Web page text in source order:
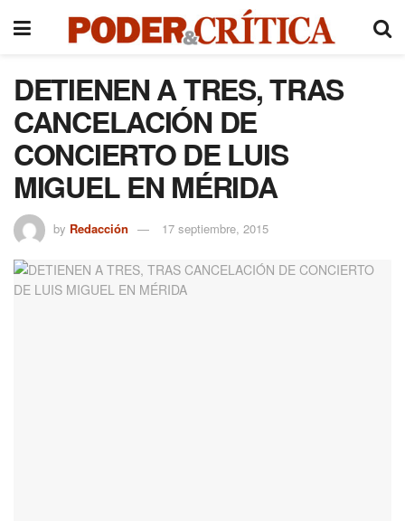
DETIENEN A TRES, TRAS
CANCELACIÓN DE
CONCIERTO DE LUIS
MIGUEL EN MÉRIDA
by Redacción 17 septiembre, 2015